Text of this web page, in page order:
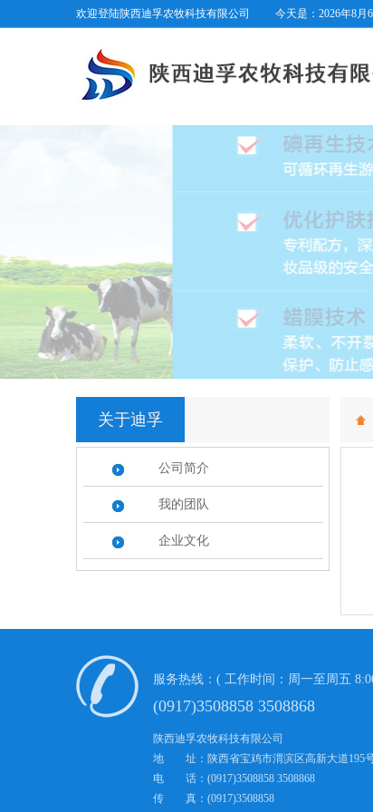
欢迎登陆陕西迪孚农牧科技有限公司 今天是： 2026年8月
关于迪孚
公司简介
我的团队
企业文化
服务热线：( 工作时间：周一至周五
(0917)3508858 3508868
陕西迪孚农牧科技有限公司
地 址：陕西省宝鸡市渭滨区高新大道195
电 话：(0917)3508858 3508868
传 真：(0917)3508858